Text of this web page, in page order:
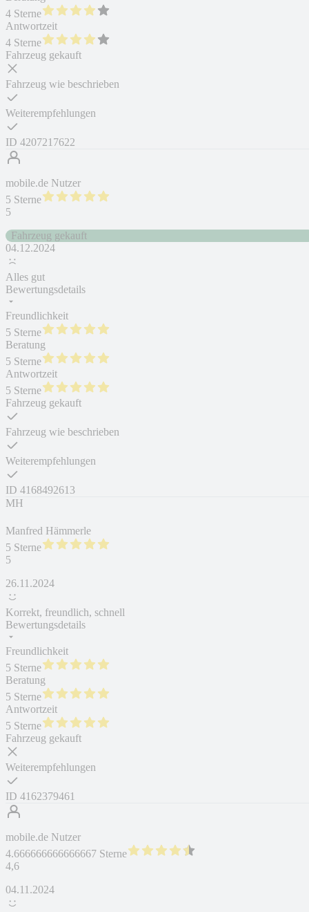
4 Sterne
Antwortzeit
4 Sterne
Fahrzeug gekauft
Fahrzeug wie beschrieben
Weiterempfehlungen
ID 4207217622
mobile.de Nutzer
5 Sterne
5
Fahrzeug gekauft
04.12.2024
Alles gut
Bewertungsdetails
Freundlichkeit
5 Sterne
Beratung
5 Sterne
Antwortzeit
5 Sterne
Fahrzeug gekauft
Fahrzeug wie beschrieben
Weiterempfehlungen
ID 4168492613
MH
Manfred Hämmerle
5 Sterne
5
26.11.2024
Korrekt, freundlich, schnell
Bewertungsdetails
Freundlichkeit
5 Sterne
Beratung
5 Sterne
Antwortzeit
5 Sterne
Fahrzeug gekauft
Weiterempfehlungen
ID 4162379461
mobile.de Nutzer
4.666666666666667 Sterne
4,6
04.11.2024